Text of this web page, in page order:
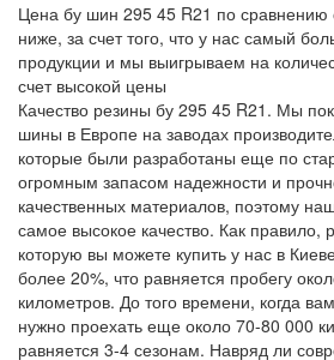
Цена бу шин 295 45 R21 по сравнению
ниже, за счет того, что у нас самый
продукции и мы выигрываем на
счет высокой цены
Качество резины бу 295 45 R21. Мы
шины в Европе на заводах
которые были разработаны еще по
огромным запасом надежности и
качественных материалов, поэтому
самое высокое качество. Как правило,
которую вы можете купить у нас в
более 20%, что равняется пробегу
километров. До того времени, когда
нужно проехать еще около 70-80 000
равняется 3-4 сезонам. Навряд ли